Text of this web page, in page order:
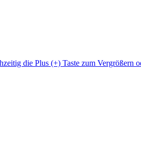
die Plus (+) Taste zum Vergrößern